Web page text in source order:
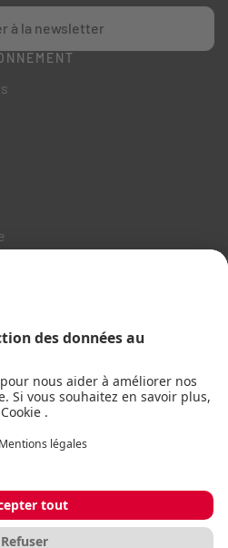
à la newsletter
et conditionsAvis d'utilisation
Mentions légales